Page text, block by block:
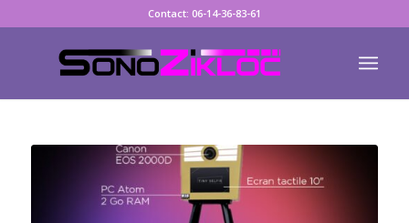
Contact: 06-14-36-83-61